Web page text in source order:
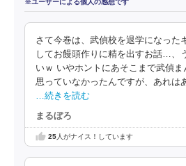
※ユーザーによる個人の感想です
さて今巻は、武偵校を退学になった
してお饅頭作りに精を出すお話…、
いｗ いやホントにあそこまで武偵
思っていなかったんですが、あれは
…続きを読む
まるぼろ
25人がナイス！しています